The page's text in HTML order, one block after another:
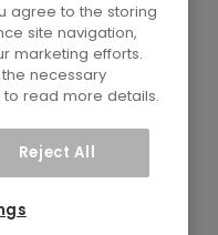
agree to the storing
site navigation,
marketing efforts.
the necessary
read more details.
Reject All